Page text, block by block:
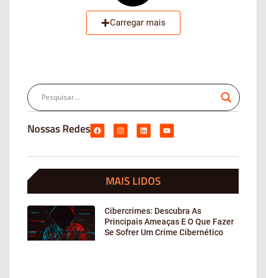
Carregar mais
Nossas Redes
MAIS LIDOS
Cibercrimes: Descubra As
Principais Ameaças E O Que Fazer
Se Sofrer Um Crime Cibernético